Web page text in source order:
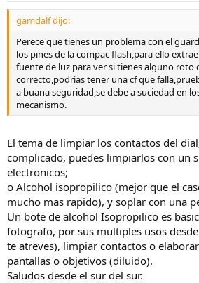
gamdalf dijo:
Perece que tienes un problema con el
los pines de la compac flash,para ello
fuente de luz para ver si tienes alguno roto
correcto,podrias tener una cf que
a buana seguridad,se debe a suciedad en
mecanismo.
El tema de limpiar los contactos del
complicado, puedes limpiarlos con un
electronicos;
o Alcohol isopropilico (mejor que el
mucho mas rapido), y soplar con una
Un bote de alcohol Isopropilico es
fotografo, por sus multiples usos
te atreves), limpiar contactos o
pantallas o objetivos (diluido).
Saludos desde el sur del sur.